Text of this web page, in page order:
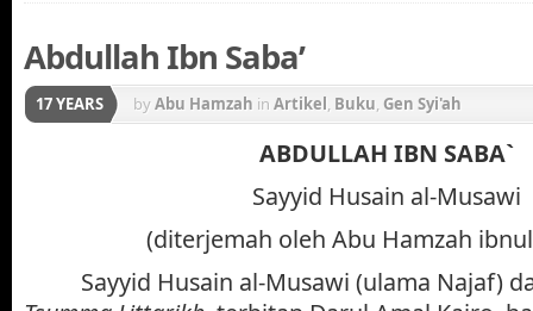
Abdullah Ibn Saba’
17 YEARS byAbu Hamzah in Artikel, Buku, Gen Syi'ah
ABDULLAH IBN SABA`
Sayyid Husain al-Musawi
(diterjemah oleh Abu Hamzah
Sayyid Husain al-Musawi (ulama Najaf)